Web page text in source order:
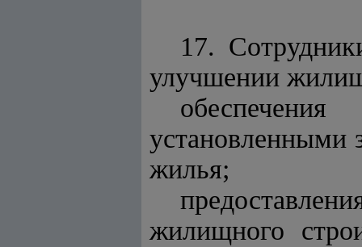
17.
улучшении
установленными
жилья;
жилищного